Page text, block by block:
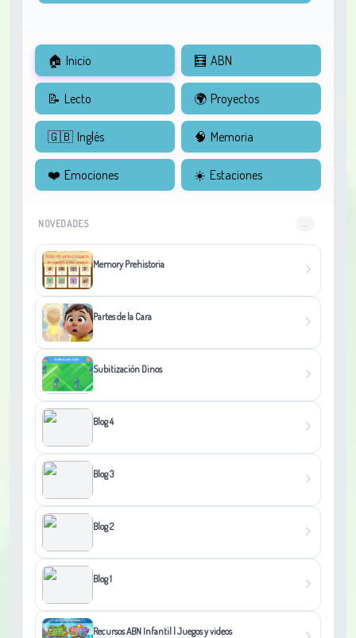
🏠 Inicio 🧮 ABN
📝 Lecto 🌍 Proyectos
🇬🇧 Inglés 🧠 Memoria
❤️ Emociones ☀️ Estaciones
NOVEDADES
Memory Prehistoria
Partes de la Cara
Subitización Dinos
Blog 4
Blog 3
Blog 2
Blog 1
Recursos ABN Infantil | Juegos y videos